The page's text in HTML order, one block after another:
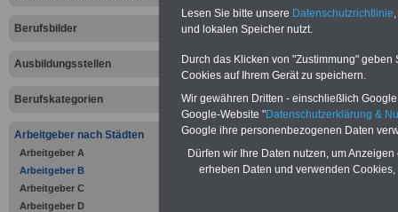
Berufsbilder
Ausbildungsstellen
Berufskategorien
Arbeitgeber nach Städten
Arbeitgeber A
Arbeitgeber B
Arbeitgeber C
Arbeitgeber D
Online-Vergleich Gesetzliche
Krankenkassen
Krankenversicherung
zurück zur
Lesen Sie bitte unsere Datenschutzrichtlinie
und lokalen Speicher nutzt.
Durch das Klicken von "Zustimmung"
Cookies auf Ihrem Gerät zu speichern.
Wir gewähren Dritten - einschließlich
Google-Website "Datenschutzerklärung &
Google ihre personenbezogenen Daten
Dürfen wir Ihre Daten nutzen, um
erheben Daten und verwenden